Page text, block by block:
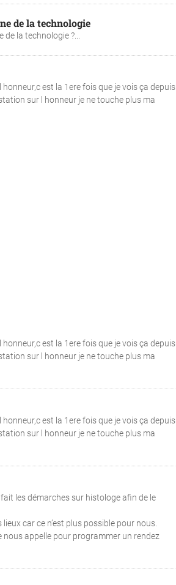
de la technologie
la technologie ?...
est la 1ere fois que je vois ça depuis
sur l honneur je ne touche plus ma
est la 1ere fois que je vois ça depuis
sur l honneur je ne touche plus ma
est la 1ere fois que je vois ça depuis
sur l honneur je ne touche plus ma
les démarches sur histologe afin de le
car ce n’est plus possible pour nous.
appelle pour programmer un rendez